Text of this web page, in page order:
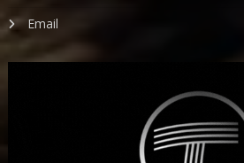
Email